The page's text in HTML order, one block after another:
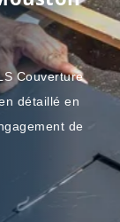
Couverture
détaillé en
de